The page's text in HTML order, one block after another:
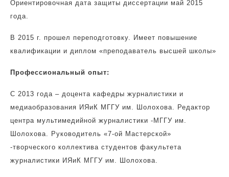
Ориентировочная дата защиты диссертации май 2015
года.
В 2015 г. прошел переподготовку. Имеет повышение
квалификации и диплом «преподаватель высшей школы»
Профессиональный опыт:
С 2013 года – доцента кафедры журналистики и
медиаобразования ИЯиК МГГУ им. Шолохова. Редактор
центра мультимедийной журналистики -МГГУ им.
Шолохова. Руководитель «7-ой Мастерской»
-творческого коллектива студентов факультета
журналистики ИЯиК МГГУ им. Шолохова.